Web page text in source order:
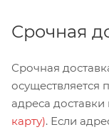
Срочная
Срочная
осуществляется
адреса
карту). Если